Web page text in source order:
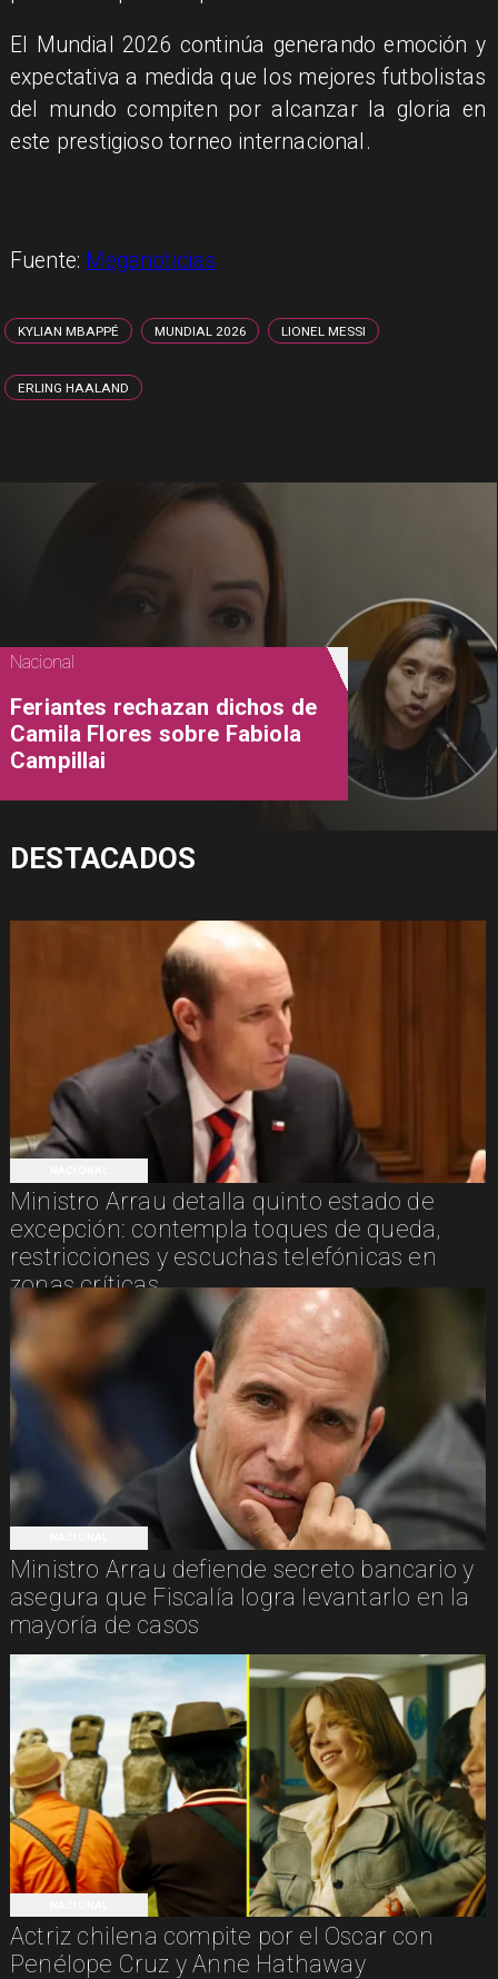
El Mundial 2026 continúa generando emoción y
expectativa a medida que los mejores futbolistas
del mundo compiten por alcanzar la gloria en
este prestigioso torneo internacional.
Fuente: Meganoticias
KYLIAN MBAPPÉ MUNDIAL 2026 LIONEL MESSI
ERLING HAALAND
Ministro Arrau detalla quinto estado de
excepción: contempla toques de queda,
restricciones y escuchas telefónicas en
zonas críticas
Ministro Arrau defiende secreto bancario y
asegura que Fiscalía logra levantarlo en la
mayoría de casos
Actriz chilena compite por el Oscar con
Penélope Cruz y Anne Hathaway
Nacional
Feriantes rechazan dichos de
Camila Flores sobre Fabiola
Campillai
DESTACADOS